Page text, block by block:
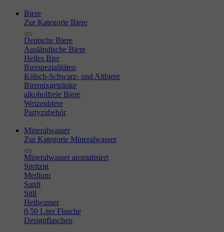
Biere
Zur Kategorie Biere
Deutsche Biere
Ausländische Biere
Helles Bier
Bierspezialitäten
Kölsch-Schwarz- und Altbiere
Biermixgetränke
alkoholfreie Biere
Weizenbiere
Partyzubehör
Mineralwasser
Zur Kategorie Mineralwasser
Mineralwasser aromatisiert
Spritzig
Medium
Sanft
Still
Heilwasser
0,50 Liter Flasche
Designflaschen